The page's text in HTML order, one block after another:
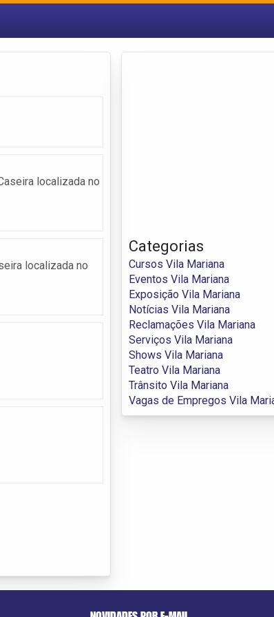
localizada no
localizada no
Categorias
Cursos Vila Mariana
Eventos Vila Mariana
Exposição Vila Mariana
Notícias Vila Mariana
Reclamações Vila Mariana
Serviços Vila Mariana
Shows Vila Mariana
Teatro Vila Mariana
Trânsito Vila Mariana
Vagas de Empregos Vila